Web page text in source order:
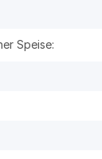
Speise: